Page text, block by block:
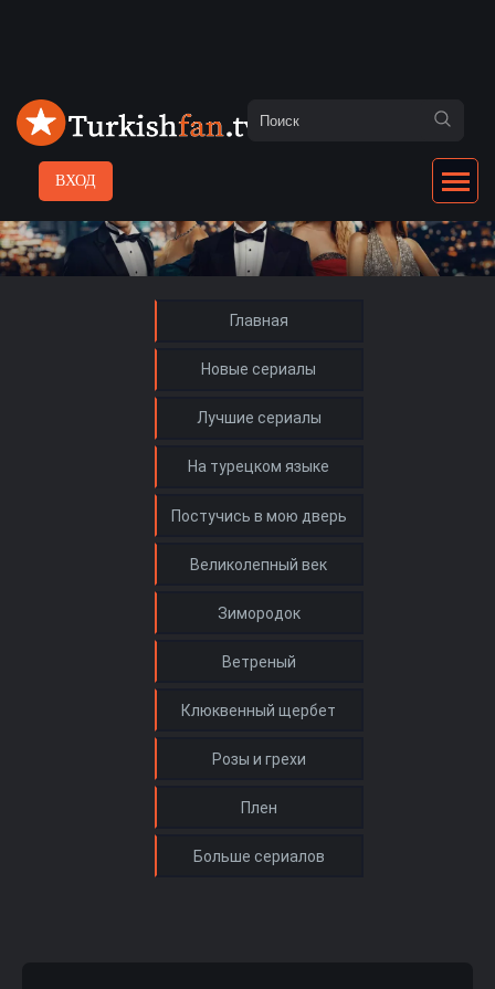
ВХОД
Главная
Новые сериалы
Лучшие сериалы
На турецком языке